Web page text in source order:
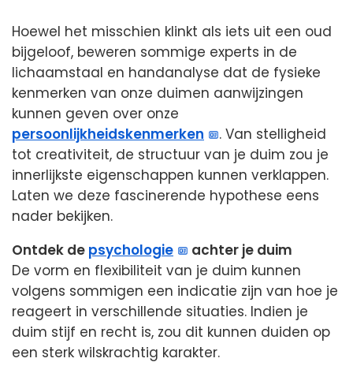
Hoewel het misschien klinkt als iets uit een oud
bijgeloof, beweren sommige experts in de
lichaamstaal en handanalyse dat de fysieke
kenmerken van onze duimen aanwijzingen
kunnen geven over onze
persoonlijkheidskenmerken
. Van stelligheid
tot creativiteit, de structuur van je duim zou je
innerlijkste eigenschappen kunnen verklappen.
Laten we deze fascinerende hypothese eens
nader bekijken.
Ontdek de psychologie
achter je duim
De vorm en flexibiliteit van je duim kunnen
volgens sommigen een indicatie zijn van hoe je
reageert in verschillende situaties. Indien je
duim stijf en recht is, zou dit kunnen duiden op
een sterk wilskrachtig karakter.